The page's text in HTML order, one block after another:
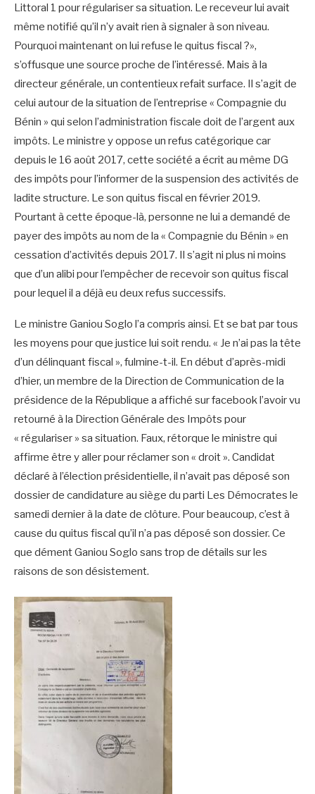
Littoral 1 pour régulariser sa situation. Le receveur lui avait
même notifié qu’il n’y avait rien à signaler à son niveau.
Pourquoi maintenant on lui refuse le quitus fiscal ?»,
s’offusque une source proche de l’intéressé. Mais à la
directeur générale, un contentieux refait surface. Il s’agit de
celui autour de la situation de l’entreprise « Compagnie du
Bénin » qui selon l’administration fiscale doit de l’argent aux
impôts. Le ministre y oppose un refus catégorique car
depuis le 16 août 2017, cette société a écrit au même DG
des impôts pour l’informer de la suspension des activités de
ladite structure. Le son quitus fiscal en février 2019.
Pourtant à cette époque-là, personne ne lui a demandé de
payer des impôts au nom de la « Compagnie du Bénin » en
cessation d’activités depuis 2017. Il s’agit ni plus ni moins
que d’un alibi pour l’empêcher de recevoir son quitus fiscal
pour lequel il a déjà eu deux refus successifs.
Le ministre Ganiou Soglo l’a compris ainsi. Et se bat par tous
les moyens pour que justice lui soit rendu. « Je n’ai pas la tête
d’un délinquant fiscal », fulmine-t-il. En début d’après-midi
d’hier, un membre de la Direction de Communication de la
présidence de la République a affiché sur facebook l’avoir vu
retourné à la Direction Générale des Impôts pour
« régulariser » sa situation. Faux, rétorque le ministre qui
affirme être y aller pour réclamer son « droit ». Candidat
déclaré à l’élection présidentielle, il n’avait pas déposé son
dossier de candidature au siège du parti Les Démocrates le
samedi dernier à la date de clôture. Pour beaucoup, c’est à
cause du quitus fiscal qu’il n’a pas déposé son dossier. Ce
que dément Ganiou Soglo sans trop de détails sur les
raisons de son désistement.